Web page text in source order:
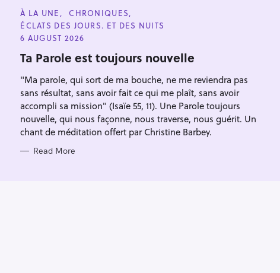
C
A
T
E
O
R
E
S
À LA UNE
CHRONIQUES
ÉCLATS DES JOURS. ET DES NUITS
6 AUGUST 2026
Ta Parole est toujours nouvelle
"Ma parole, qui sort de ma bouche, ne me reviendra pas
sans résultat, sans avoir fait ce qui me plaît, sans avoir
accompli sa mission" (Isaïe 55, 11). Une Parole toujours
nouvelle, qui nous façonne, nous traverse, nous guérit. Un
chant de méditation offert par Christine Barbey.
Read More